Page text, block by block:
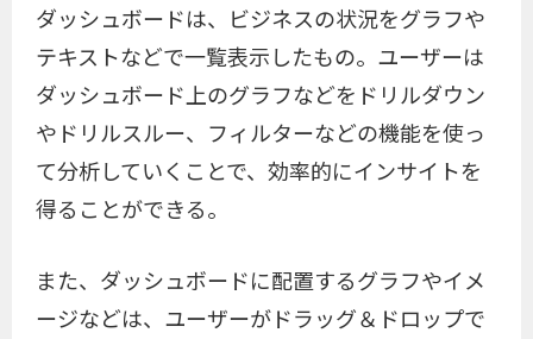
ダッシュボードは、ビジネスの状況をグラフや
テキストなどで一覧表示したもの。ユーザーは
ダッシュボード上のグラフなどをドリルダウン
やドリルスルー、フィルターなどの機能を使っ
て分析していくことで、効率的にインサイトを
得ることができる。
また、ダッシュボードに配置するグラフやイメ
ージなどは、ユーザーがドラッグ＆ドロップで